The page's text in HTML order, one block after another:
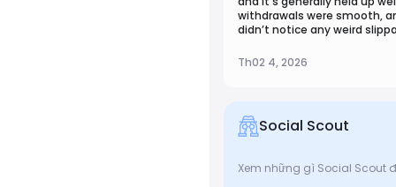
withdrawals were smooth,
didn’t notice any weird
charting tools for quick
Th02 4, 2026
Social Scout
Xem những gì Social Scout